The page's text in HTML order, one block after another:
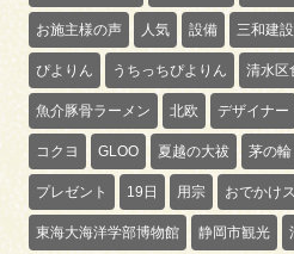
お施主様の声 人気 設備 三和建
ぴよりん うちっちぴよりん 清水区
魚介豚骨ラーメン 北欧 デザイナー
コクヨ GLOO 夏越の大祓 茅の輪
プレゼント 19日 用宗 おでかけ
東海大海洋学部博物館 静岡市観光